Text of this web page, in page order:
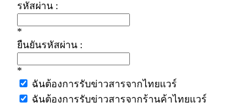
รหัสผ่าน :
*
ยืนยันรหัสผ่าน :
*
ฉันต้องการรับข่าวสารจากไทยแวร์
ฉันต้องการรับข่าวสารจากร้านค้าไทยแวร์